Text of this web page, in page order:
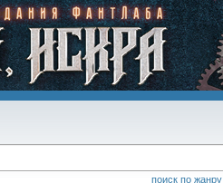
поиск по жанру